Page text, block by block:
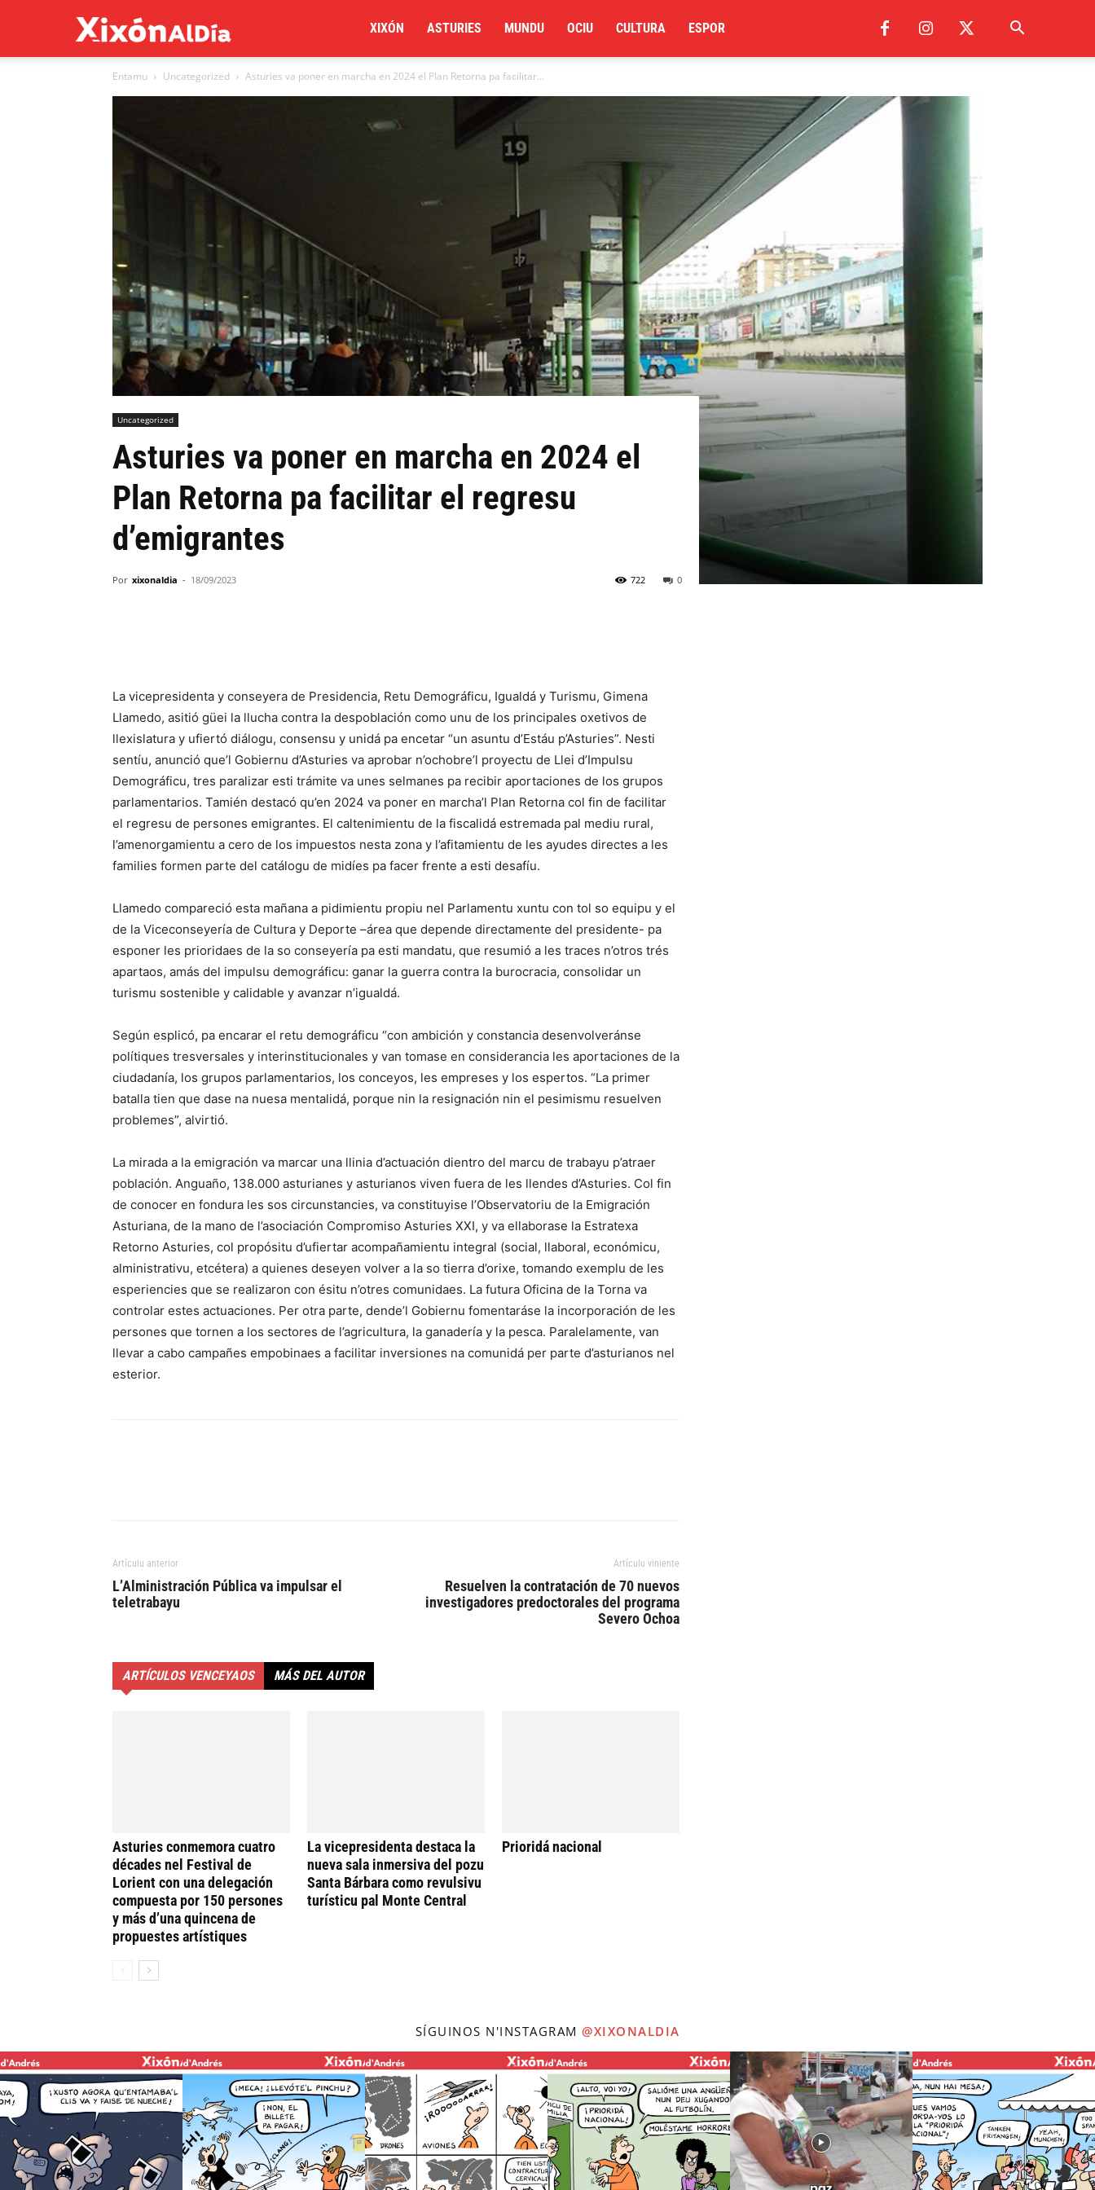
al
XIXÓN ASTURIES MUNDU OCIU CULTURA ESPOR
Entamu Uncategorized Asturies va poner en marcha en 2024 el Plan Retorna pa facilitar...
Uncategorized
Asturies va poner en marcha en 2024 el
Plan Retorna pa facilitar el regresu
d’emigrantes
Por xixonaldia - 18/09/2023 0
722
La vicepresidenta y conseyera de Presidencia, Retu Demográficu, Igualdá y Turismu, Gimena
Llamedo, asitió güei la llucha contra la despoblación como unu de los principales oxetivos de
llexislatura y ufiertó diálogu, consensu y unidá pa encetar “un asuntu d’Estáu p’Asturies”. Nesti
sentíu, anunció que’l Gobiernu d’Asturies va aprobar n’ochobre’l proyectu de Llei d’Impulsu
Demográficu, tres paralizar esti trámite va unes selmanes pa recibir aportaciones de los grupos
parlamentarios. Tamién destacó qu’en 2024 va poner en marcha’l Plan Retorna col fin de facilitar
el regresu de persones emigrantes. El caltenimientu de la fiscalidá estremada pal mediu rural,
l’amenorgamientu a cero de los impuestos nesta zona y l’afitamientu de les ayudes directes a les
families formen parte del catálogu de midíes pa facer frente a esti desafíu.
Llamedo compareció esta mañana a pidimientu propiu nel Parlamentu xuntu con tol so equipu y el
de la Viceconseyería de Cultura y Deporte –área que depende directamente del presidente- pa
esponer les prioridaes de la so conseyería pa esti mandatu, que resumió a les traces n’otros trés
apartaos, amás del impulsu demográficu: ganar la guerra contra la burocracia, consolidar un
turismu sostenible y calidable y avanzar n’igualdá.
Según esplicó, pa encarar el retu demográficu “con ambición y constancia desenvolveránse
polítiques tresversales y interinstitucionales y van tomase en considerancia les aportaciones de la
ciudadanía, los grupos parlamentarios, los conceyos, les empreses y los espertos. “La primer
batalla tien que dase na nuesa mentalidá, porque nin la resignación nin el pesimismu resuelven
problemes”, alvirtió.
La mirada a la emigración va marcar una llinia d’actuación dientro del marcu de trabayu p’atraer
población. Anguaño, 138.000 asturianes y asturianos viven fuera de les llendes d’Asturies. Col fin
de conocer en fondura les sos circunstancies, va constituyise l’Observatoriu de la Emigración
Asturiana, de la mano de l’asociación Compromiso Asturies XXI, y va ellaborase la Estratexa
Retorno Asturies, col propósitu d’ufiertar acompañamientu integral (social, llaboral, económicu,
alministrativu, etcétera) a quienes deseyen volver a la so tierra d’orixe, tomando exemplu de les
esperiencies que se realizaron con ésitu n’otres comunidaes. La futura Oficina de la Torna va
controlar estes actuaciones. Per otra parte, dende’l Gobiernu fomentaráse la incorporación de les
persones que tornen a los sectores de l’agricultura, la ganadería y la pesca. Paralelamente, van
llevar a cabo campañes empobinaes a facilitar inversiones na comunidá per parte d’asturianos nel
esterior.
Artículu anterior
L’Alministración Pública va impulsar el
teletrabayu
Artículu viniente
Resuelven la contratación de 70 nuevos
investigadores predoctorales del programa
Severo Ochoa
ARTÍCULOS VENCEYAOS MÁS DEL AUTOR
Asturies conmemora cuatro
décades nel Festival de
Lorient con una delegación
compuesta por 150 persones
y más d’una quincena de
propuestes artístiques
La vicepresidenta destaca la
nueva sala inmersiva del pozu
Santa Bárbara como revulsivu
turísticu pal Monte Central
Prioridá nacional
SÍGUINOS N'INSTAGRAM @XIXONALDIA